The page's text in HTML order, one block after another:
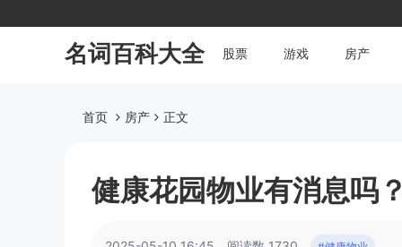
名词百科大全 股票 游戏 房产
首页 房产 正文
健康花园物业有消息吗？